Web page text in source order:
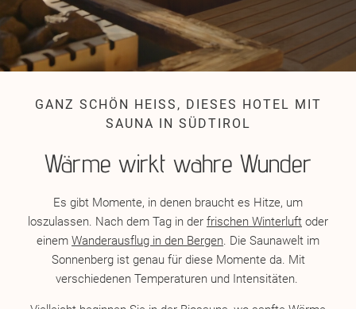
GANZ SCHÖN HEISS, DIESES HOTEL MIT S
AUNA IN SÜDTIROL
Wärme wirkt wahre Wunder
Es gibt Momente, in denen braucht es Hitze, um
loszulassen. Nach dem Tag in der frischen Winterluft oder
einem Wanderausflug in den Bergen . Die Saunawelt im
Sonnenberg ist genau für diese Momente da. Mit
verschiedenen Temperaturen und Intensitäten.